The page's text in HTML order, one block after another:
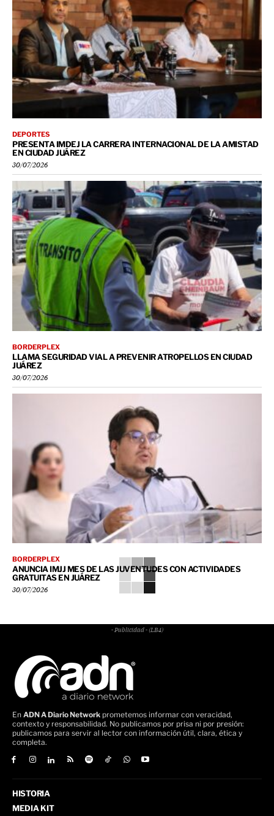
DEPORTES
PRESENTA IMDEJ LA CARRERA INTERNACIONAL DE LA AMISTAD
EN CIUDAD JUÁREZ
30/07/2026
BORDERPLEX
LLAMA SEGURIDAD VIAL A PREVENIR ATROPELLOS EN CIUDAD
JUÁREZ
30/07/2026
BORDERPLEX
ANUNCIA IMJJ MES DE LAS JUVENTUDES CON ACTIVIDADES
GRATUITAS EN JUÁREZ
30/07/2026
- Publicidad - (LB4)
En ADN A Diario Network prometemos informar con veracidad,
contexto y responsabilidad. No publicamos por prisa ni por presión:
publicamos para servir al lector con información útil, clara, ética y
completa.
HISTORIA
MEDIA KIT